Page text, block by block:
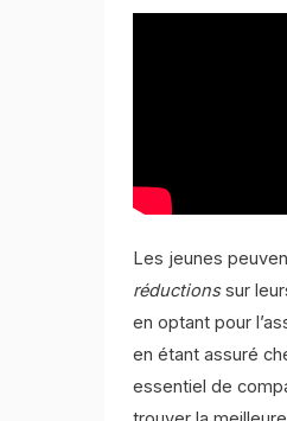
Les jeunes
réductionssur
en optant pour
en étant assuré
essentiel de